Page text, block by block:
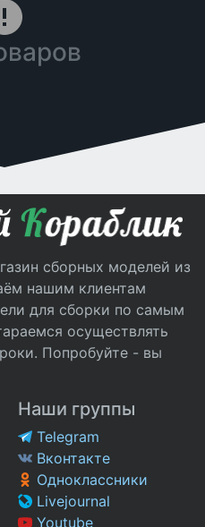
сборных моделей из
нашим клиентам
для сборки по самым
осуществлять
Попробуйте - вы
Наши группы
Telegram
Вконтакте
Одноклассники
Livejournal
Youtube